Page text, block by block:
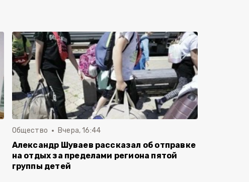
Общество Вчера, 16:44
Александр Шуваев рассказал об отправке
на отдых за пределами региона пятой
группы детей